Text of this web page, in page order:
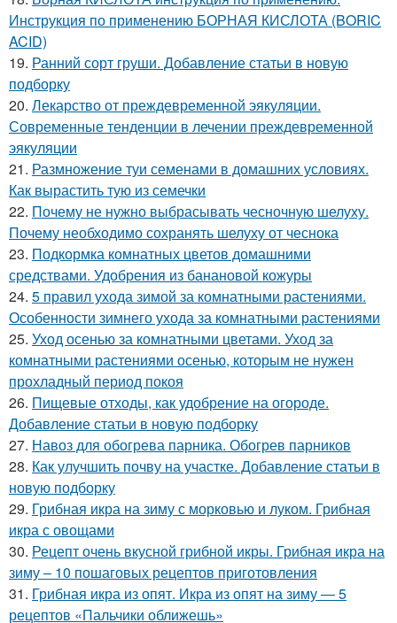
Инструкция по применению БОРНАЯ КИСЛОТА (BORIC
ACID)
19. Ранний сорт груши. Добавление статьи в новую
подборку
20. Лекарство от преждевременной эякуляции.
Современные тенденции в лечении преждевременной
эякуляции
21. Размножение туи семенами в домашних условиях.
Как вырастить тую из семечки
22. Почему не нужно выбрасывать чесночную шелуху.
Почему необходимо сохранять шелуху от чеснока
23. Подкормка комнатных цветов домашними
средствами. Удобрения из банановой кожуры
24. 5 правил ухода зимой за комнатными растениями.
Особенности зимнего ухода за комнатными растениями
25. Уход осенью за комнатными цветами. Уход за
комнатными растениями осенью, которым не нужен
прохладный период покоя
26. Пищевые отходы, как удобрение на огороде.
Добавление статьи в новую подборку
27. Навоз для обогрева парника. Обогрев парников
28. Как улучшить почву на участке. Добавление статьи в
новую подборку
29. Грибная икра на зиму с морковью и луком. Грибная
икра с овощами
30. Рецепт очень вкусной грибной икры. Грибная икра на
зиму – 10 пошаговых рецептов приготовления
31. Грибная икра из опят. Икра из опят на зиму — 5
рецептов «Пальчики оближешь»